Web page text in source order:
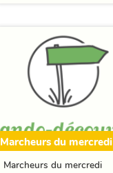
Marcheurs du mercredi
Marcheurs du mercredi